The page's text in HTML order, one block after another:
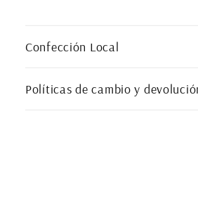
g
b
Confección Local
Políticas de cambio y